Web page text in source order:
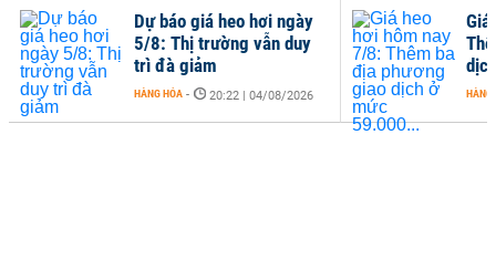
HÀNG
Dự báo giá heo hơi ngày
5/8: Thị trường vẫn duy
trì đà giảm
HÀNG HÓA - 20:22 | 04/08/2026